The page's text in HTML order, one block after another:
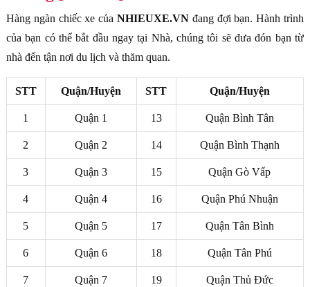
Hàng ngàn chiếc xe của NHIEUXE.VN đang đợi bạn. Hành trình
của bạn có thể bắt đầu ngay tại Nhà, chúng tôi sẽ đưa đón bạn từ
nhà đến tận nơi du lịch và thăm quan.
STT Quận/Huyện STT Quận/Huyện
1 Quận 1 13 Quận Bình Tân
2 Quận 2 14 Quận Bình Thạnh
3 Quận 3 15 Quận Gò Vấp
4 Quận 4 16 Quận Phú Nhuận
5 Quận 5 17 Quận Tân Bình
6 Quận 6 18 Quận Tân Phú
7 Quận 7 19 Quận Thủ Đức